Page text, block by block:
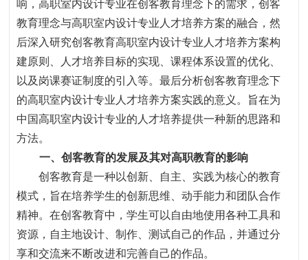
响，高职室内设计专业在创客教育理念下的需求，创客
教育理念与高职室内设计专业人才培养方案的融合，然
后深入研究创客教育高职室内设计专业人才培养方案构
建原则、人才培养目标的实现、课程体系设置的优化、
以及岗课赛证制度的引入等。最后分析创客教育理念下
的高职室内设计专业人才培养方案实践的意义。旨在为
中国高职室内设计专业的人才培养提供一种新的思路和
方法。
一、 创客教育的发展及其对高职教育的影响
创客教育是一种以创新、自主、实践为核心的教育
模式 ， 旨在培养学生的创新思维、动手能力和团队合作
精神。在创客教育中 ，学生可以自由地使用各种工具和
资源 ， 自主地设计、制作、测试自己的作品 ，并通过分
享和交流来不断改进和完善自己的作品。